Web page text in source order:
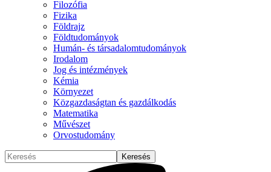
Filozófia
Fizika
Földrajz
Földtudományok
Humán- és társadalomtudományok
Irodalom
Jog és intézmények
Kémia
Környezet
Közgazdaságtan és gazdálkodás
Matematika
Művészet
Orvostudomány